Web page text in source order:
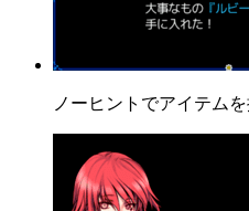
ノーヒントでアイテム